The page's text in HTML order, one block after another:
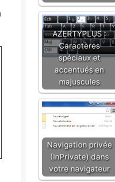
AZERTYPLUS :
Caractères
spéciaux et
accentués en
majuscules
Navigation privée
(InPrivate) dans
votre navigateur